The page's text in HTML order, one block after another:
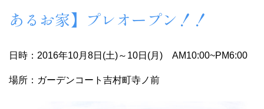
あるお家】プレオープン！！
日時：2016年10月8日(土)～10日(月) AM10:00~PM6:00
場所：ガーデンコート吉村町寺ノ前